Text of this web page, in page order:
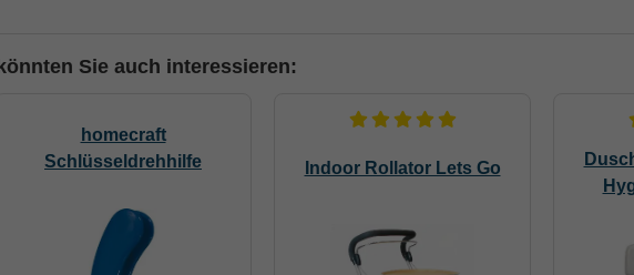
Sie auch interessieren:
homecraft
Schlüsseldrehhilfe
Indoor Rollator Lets Go